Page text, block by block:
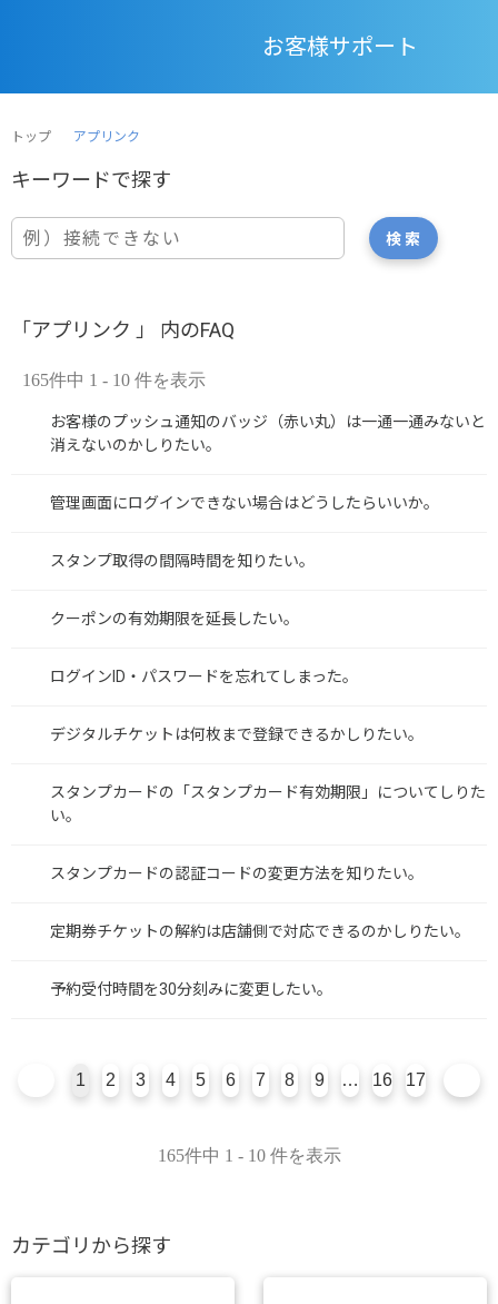
お客様サポート
トップ アプリンク
「アプリンク 」 内のFAQ
165件中 1 - 10 件を表示
お客様のプッシュ通知のバッジ（赤い丸）は一通一通みないと
消えないのかしりたい。
管理画面にログインできない場合はどうしたらいいか。
スタンプ取得の間隔時間を知りたい。
クーポンの有効期限を延長したい。
ログインID・パスワードを忘れてしまった。
デジタルチケットは何枚まで登録できるかしりたい。
スタンプカードの「スタンプカード有効期限」についてしりた
い。
スタンプカードの認証コードの変更方法を知りたい。
定期券チケットの解約は店舗側で対応できるのかしりたい。
予約受付時間を30分刻みに変更したい。
165件中 1 - 10 件を表示
1 2 3 4 5 6 7 8 9 … 16 17
カテゴリから探す